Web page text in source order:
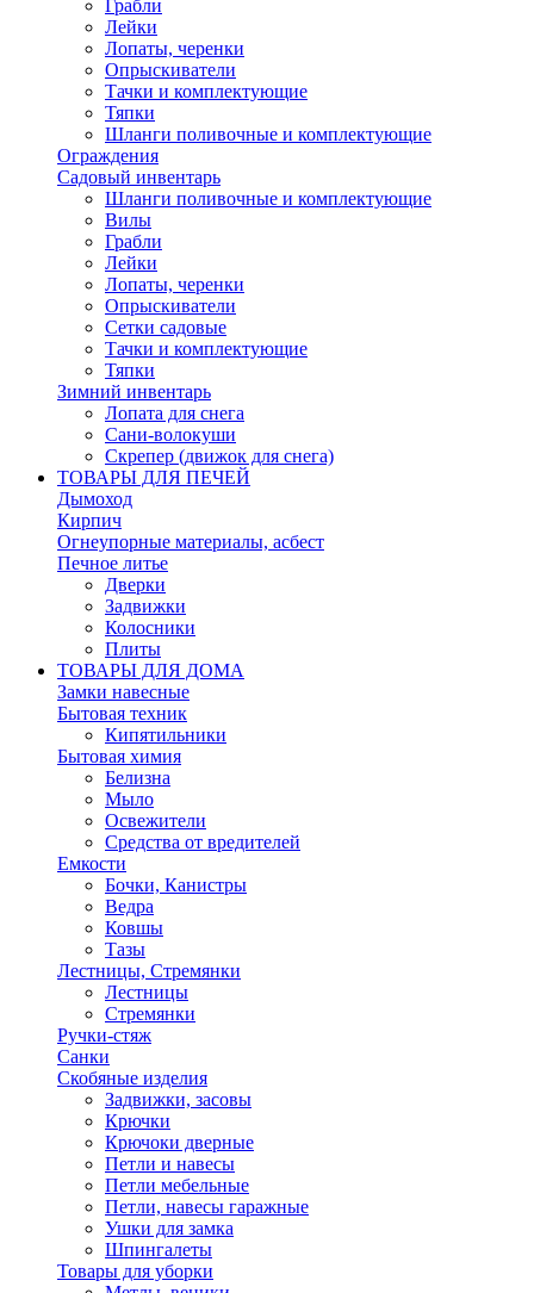
Грабли
Лейки
Лопаты, черенки
Опрыскиватели
Тачки и комплектующие
Тяпки
Шланги поливочные и комплектующие
Ограждения
Садовый инвентарь
Шланги поливочные и комплектующие
Вилы
Грабли
Лейки
Лопаты, черенки
Опрыскиватели
Сетки садовые
Тачки и комплектующие
Тяпки
Зимний инвентарь
Лопата для снега
Сани-волокуши
Скрепер (движок для снега)
ТОВАРЫ ДЛЯ ПЕЧЕЙ
Дымоход
Кирпич
Огнеупорные материалы, асбест
Печное литье
Дверки
Задвижки
Колосники
Плиты
ТОВАРЫ ДЛЯ ДОМА
Замки навесные
Бытовая техник
Кипятильники
Бытовая химия
Белизна
Мыло
Освежители
Средства от вредителей
Емкости
Бочки, Канистры
Ведра
Ковшы
Тазы
Лестницы, Стремянки
Лестницы
Стремянки
Ручки-стяж
Санки
Скобяные изделия
Задвижки, засовы
Крючки
Крючоки дверные
Петли и навесы
Петли мебельные
Петли, навесы гаражные
Ушки для замка
Шпингалеты
Товары для уборки